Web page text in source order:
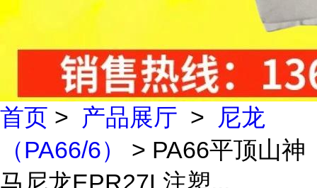
首页 > 产品展厅 >
尼龙
（PA66/6）
> PA66平顶山神
马尼龙EPR27L注塑...